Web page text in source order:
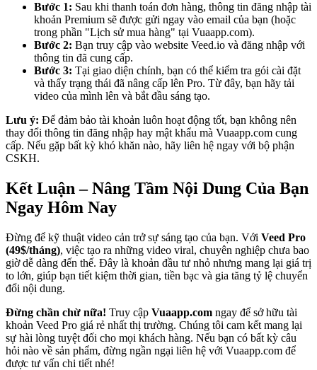
Bước 1: Sau khi thanh toán đơn hàng, thông tin đăng nhập tài
khoản Premium sẽ được gửi ngay vào email của bạn (hoặc
trong phần "Lịch sử mua hàng" tại Vuaapp.com).
Bước 2: Bạn truy cập vào website Veed.io và đăng nhập với
thông tin đã cung cấp.
Bước 3: Tại giao diện chính, bạn có thể kiểm tra gói cài đặt
và thấy trạng thái đã nâng cấp lên Pro. Từ đây, bạn hãy tải
video của mình lên và bắt đầu sáng tạo.
Lưu ý: Để đảm bảo tài khoản luôn hoạt động tốt, bạn không nên
thay đổi thông tin đăng nhập hay mật khẩu mà Vuaapp.com cung
cấp. Nếu gặp bất kỳ khó khăn nào, hãy liên hệ ngay với bộ phận
CSKH.
Kết Luận – Nâng Tầm Nội Dung Của Bạn
Ngay Hôm Nay
Đừng để kỹ thuật video cản trở sự sáng tạo của bạn. Với Veed Pro
(49$/tháng), việc tạo ra những video viral, chuyên nghiệp chưa bao
giờ dễ dàng đến thế. Đây là khoản đầu tư nhỏ nhưng mang lại giá trị
to lớn, giúp bạn tiết kiệm thời gian, tiền bạc và gia tăng tỷ lệ chuyển
đổi nội dung.
Đừng chần chừ nữa! Truy cập Vuaapp.com ngay để sở hữu tài
khoản Veed Pro giá rẻ nhất thị trường. Chúng tôi cam kết mang lại
sự hài lòng tuyệt đối cho mọi khách hàng. Nếu bạn có bất kỳ câu
hỏi nào về sản phẩm, đừng ngần ngại liên hệ với Vuaapp.com để
được tư vấn chi tiết nhé!